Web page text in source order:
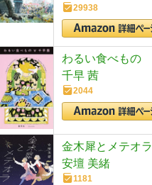
29938
わるい食べもの
千早 茜
2044
金木犀とメテオラ
安壇 美緒
1181